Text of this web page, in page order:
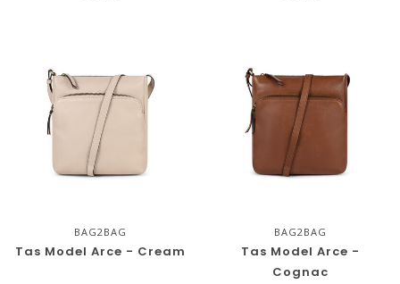
BAG2BAG
Tas Model Arce - Cream
BAG2BAG
Tas Model Arce -
Cognac